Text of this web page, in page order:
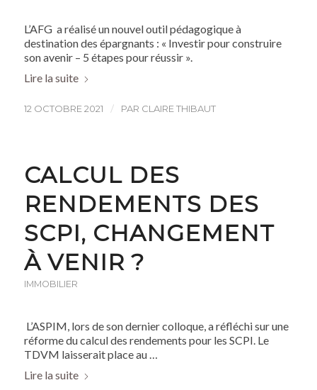
L’AFG a réalisé un nouvel outil pédagogique à
destination des épargnants : « Investir pour construire
son avenir – 5 étapes pour réussir ».
Lire la suite
12 OCTOBRE 2021 / PAR CLAIRE THIBAUT
CALCUL DES
RENDEMENTS DES
SCPI, CHANGEMENT
À VENIR ?
IMMOBILIER
L’ASPIM, lors de son dernier colloque, a réfléchi sur une
réforme du calcul des rendements pour les SCPI. Le
TDVM laisserait place au …
Lire la suite